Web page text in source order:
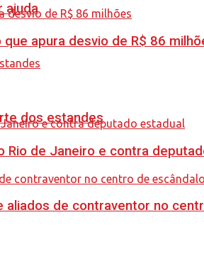
ajuda
dos estandes
apura desvio de R$ 86
de Janeiro e contra
de contraventor no